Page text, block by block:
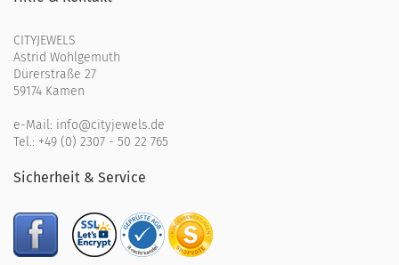
CITYJEWELS
Astrid Wohlgemuth
Dürerstraße 27
59174 Kamen
e-Mail: info@cityjewels.de
Tel.: +49 (0) 2307 - 50 22 765
Sicherheit & Service